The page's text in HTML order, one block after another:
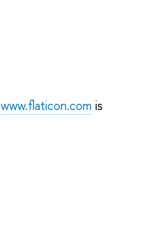
www.flaticon.com is